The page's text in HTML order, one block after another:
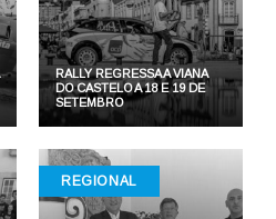
RALLY REGRESSA A VIANA
DO CASTELO A 18 E 19 DE
SETEMBRO
REGIONAL